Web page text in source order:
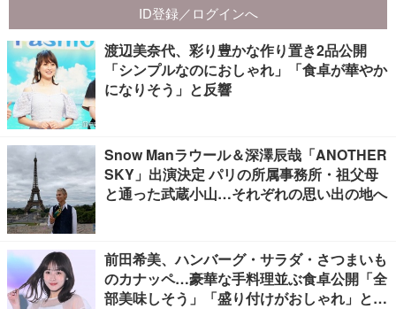
渡辺美奈代、彩り豊かな作り置き2品公開
「シンプルなのにおしゃれ」「食卓が華やか
になりそう」と反響
Snow Manラウール＆深澤辰哉「ANOTHER
SKY」出演決定 パリの所属事務所・祖父母
と通った武蔵小山…それぞれの思い出の地へ
前田希美、ハンバーグ・サラダ・さつまいも
のカナッペ…豪華な手料理並ぶ食卓公開「全
部美味しそう」「盛り付けがおしゃれ」と絶